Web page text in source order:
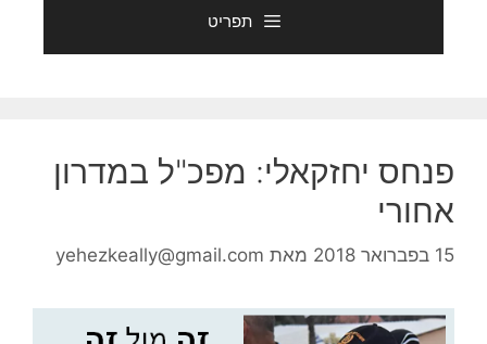
תפריט
פנחס יחזקאלי: מפכ"ל במדרון
אחורי
15 בפברואר 2018 מאת yehezkeally@gmail.com